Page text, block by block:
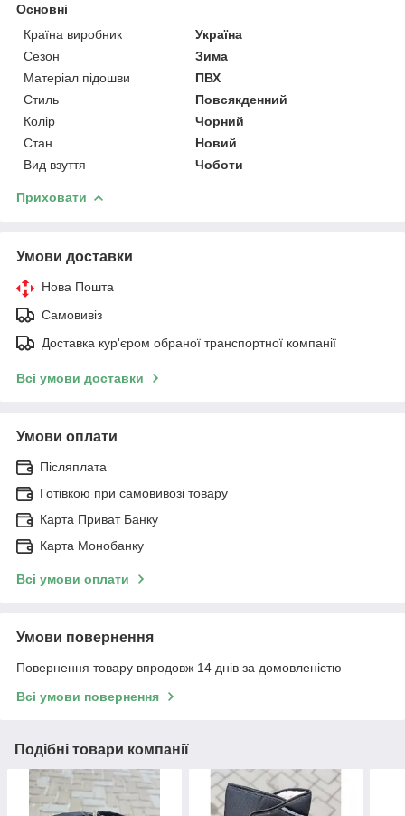
Основні
Країна виробник
Україна
Сезон
Зима
Матеріал підошви
ПВХ
Стиль
Повсякденний
Колір
Чорний
Стан
Новий
Вид взуття
Чоботи
Приховати
Умови доставки
Нова Пошта
Самовивіз
Доставка кур'єром обраної транспортної компанії
Всі умови доставки
Умови оплати
Післяплата
Готівкою при самовивозі товару
Карта Приват Банку
Карта Монобанку
Всі умови оплати
Умови повернення
Повернення товару впродовж 14 днів за домовленістю
Всі умови повернення
Подібні товари компанії